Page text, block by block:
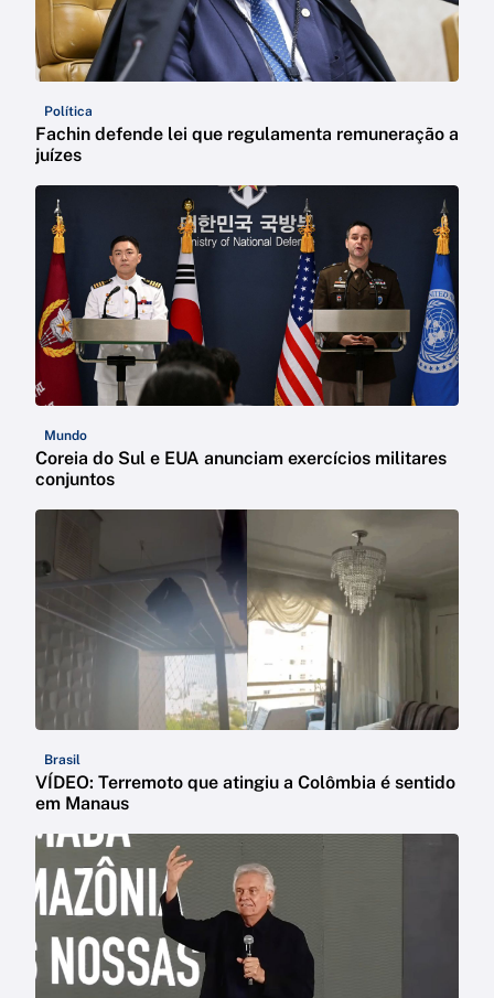
Política
Fachin defende lei que regulamenta remuneração a
juízes
Mundo
Coreia do Sul e EUA anunciam exercícios militares
conjuntos
Brasil
VÍDEO: Terremoto que atingiu a Colômbia é sentido
em Manaus